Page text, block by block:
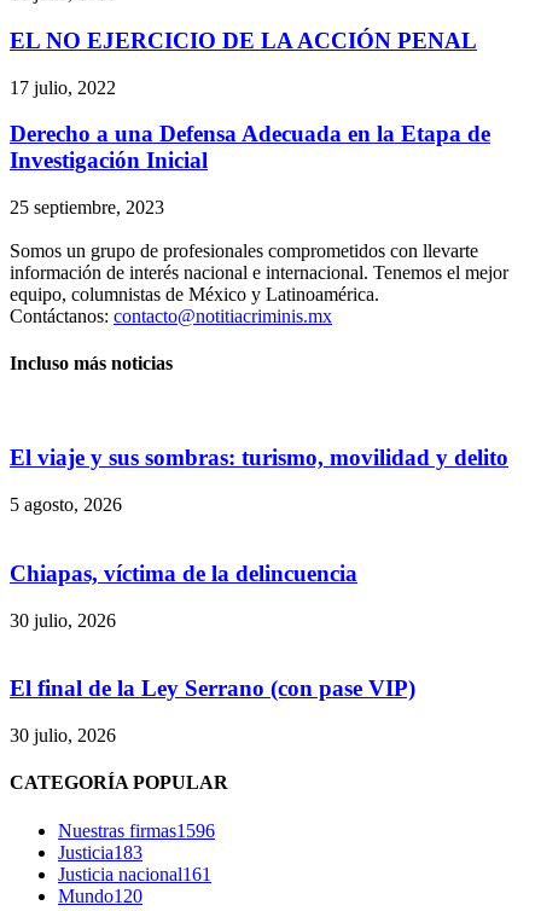
Bluesky
Threads
EL NO EJERCICIO DE LA ACCIÓN PENAL
17 julio, 2022
Derecho a una Defensa Adecuada en la Etapa de
Investigación Inicial
25 septiembre, 2023
Somos un grupo de profesionales comprometidos con llevarte
información de interés nacional e internacional. Tenemos el mejor
equipo, columnistas de México y Latinoamérica.
Contáctanos: contacto@notitiacriminis.mx
Incluso más noticias
El viaje y sus sombras: turismo, movilidad y delito
5 agosto, 2026
Chiapas, víctima de la delincuencia
30 julio, 2026
El final de la Ley Serrano (con pase VIP)
30 julio, 2026
CATEGORÍA POPULAR
Nuestras firmas1596
Justicia183
Justicia nacional161
Mundo120